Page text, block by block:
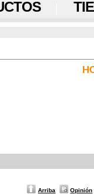
Arriba Opinión